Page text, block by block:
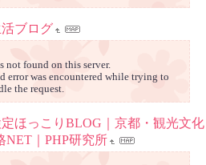
ブログ
not found on this server.
error was encountered while trying to
the request.
ほっこりBLOG｜京都・観光文化
｜PHP研究所